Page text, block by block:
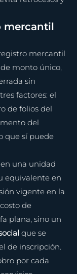
mercantil
mercantil
monto único,
sin
factores: el
de folios del
del
que sí puede
en una unidad
equivalente en
vigente en la
de
plana, sino un
que se
de inscripción.
por cada